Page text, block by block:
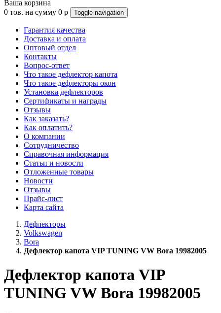
Ваша корзина
0 тов. на сумму 0 p Toggle navigation
Гарантия качества
Доставка и оплата
Оптовый отдел
Контакты
Вопрос-ответ
Что такое дефлектор капота
Что такое дефлекторы окон
Установка дефлекторов
Сертификаты и награды
Отзывы
Как заказать?
Как оплатить?
О компании
Сотрудничество
Справочная информация
Статьи и новости
Отложенные товары
Новости
Отзывы
Прайс-лист
Карта сайта
Дефлекторы
Volkswagen
Bora
Дефлектор капота VIP TUNING VW Bora 19982005
Дефлектор капота VIP
TUNING VW Bora 19982005